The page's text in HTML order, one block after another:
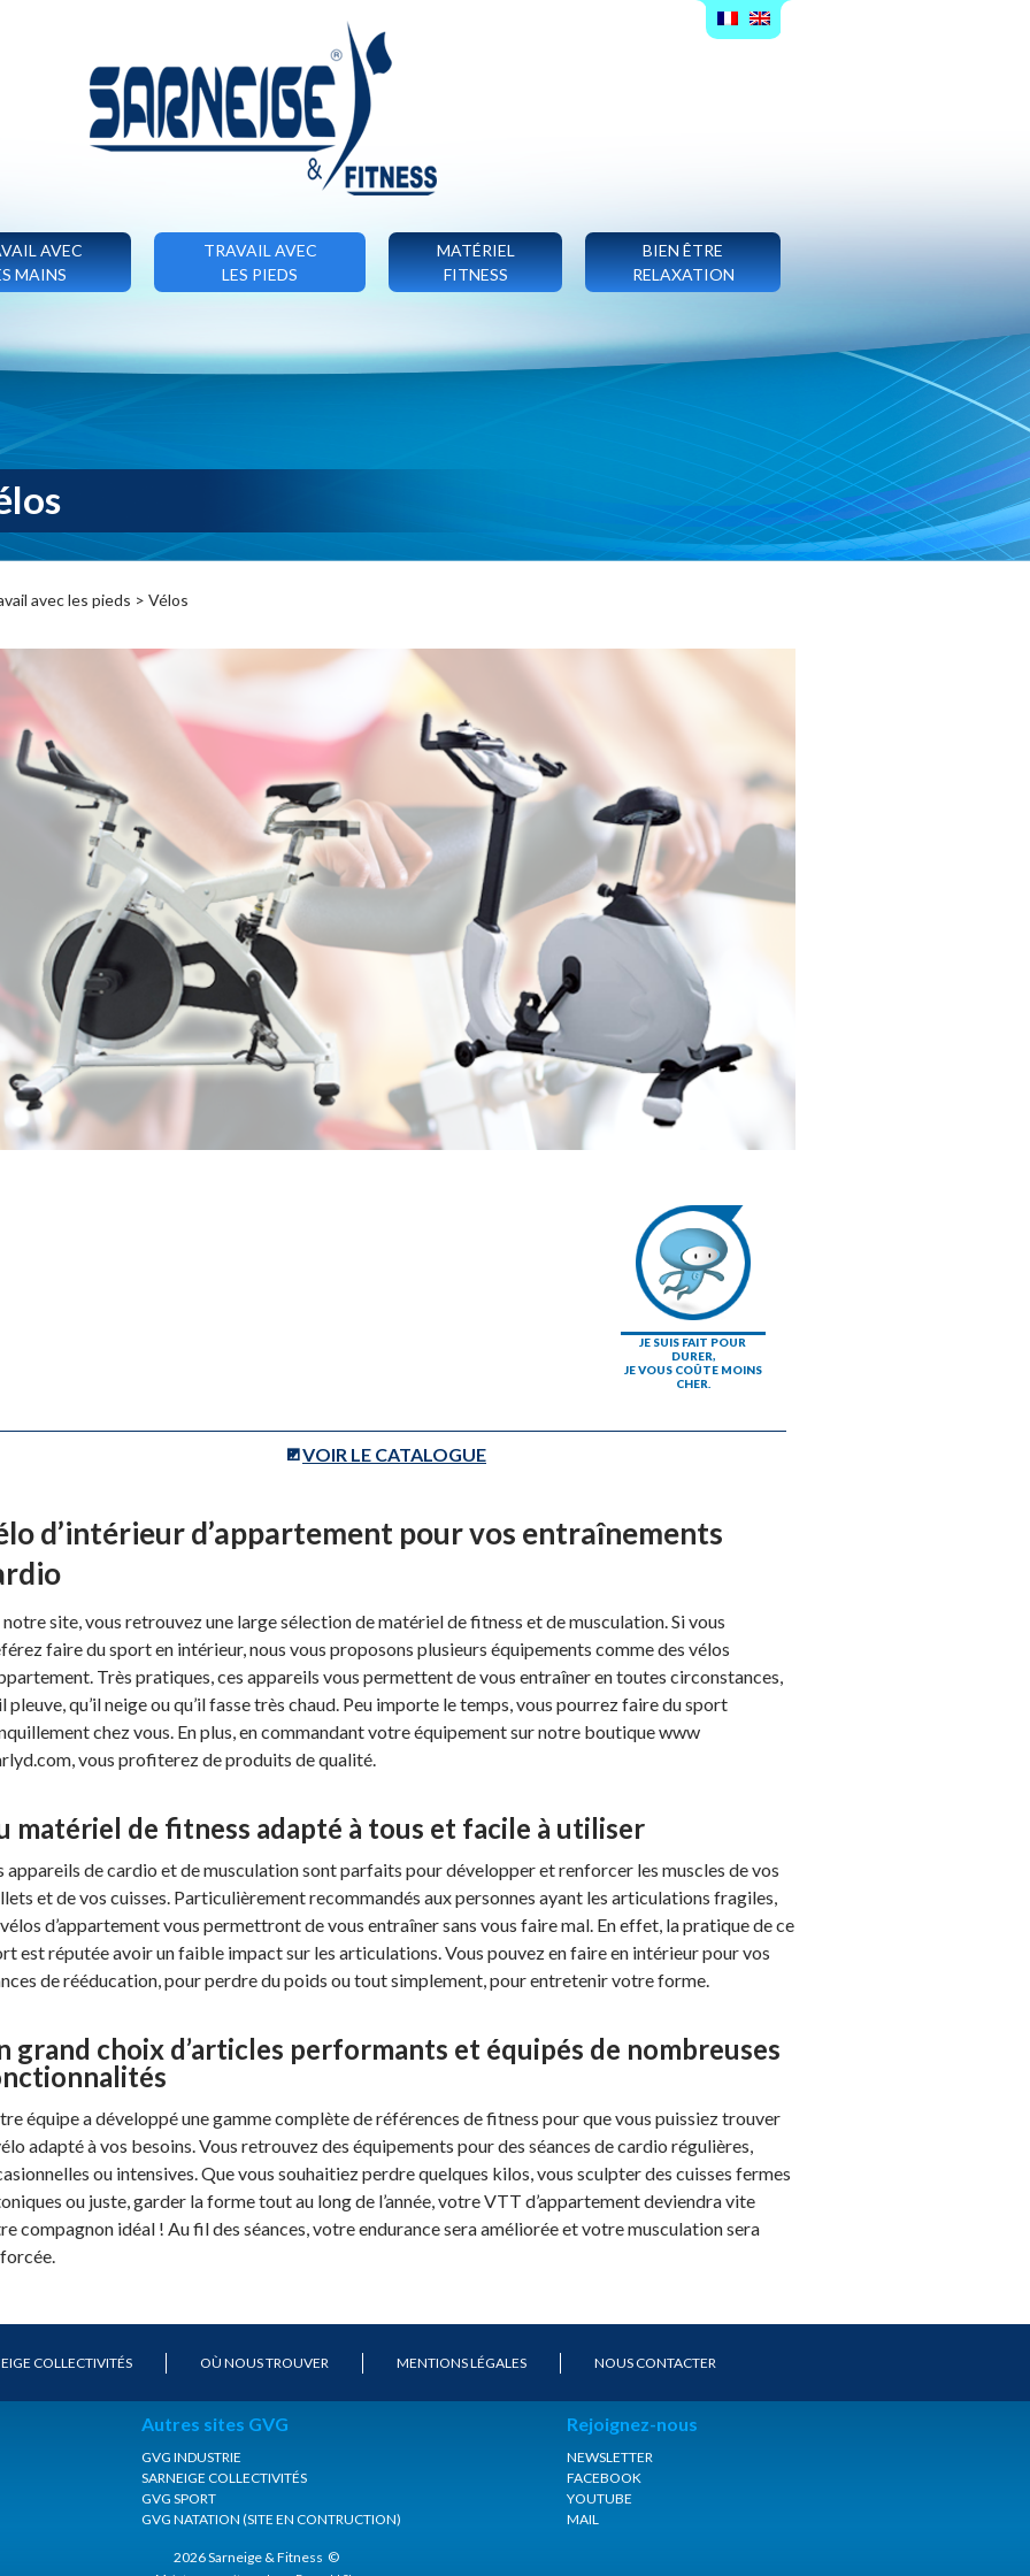
AVEC
MAINS
TRAVAIL AVEC
LES PIEDS
MATÉRIEL
FITNESS
BIEN ÊTRE
RELAXATION
avec les pieds > Vélos
JE SUIS FAIT POUR
DURER,
JE VOUS COÛTE MOINS
CHER.
VOIR LE CATALOGUE
d’intérieur d’appartement pour vos entraînements
notre site, vous retrouvez une large sélection de matériel de fitness et de musculation. Si vous
faire du sport en intérieur, nous vous proposons plusieurs équipements comme des vélos
Très pratiques, ces appareils vous permettent de vous entraîner en toutes circonstances,
pleuve, qu’il neige ou qu’il fasse très chaud. Peu importe le temps, vous pourrez faire du sport
chez vous. En plus, en commandant votre équipement sur notre boutique www
vous profiterez de produits de qualité.
matériel de fitness adapté à tous et facile à utiliser
appareils de cardio et de musculation sont parfaits pour développer et renforcer les muscles de vos
et de vos cuisses. Particulièrement recommandés aux personnes ayant les articulations fragiles,
d’appartement vous permettront de vous entraîner sans vous faire mal. En effet, la pratique de ce
est réputée avoir un faible impact sur les articulations. Vous pouvez en faire en intérieur pour vos
de rééducation, pour perdre du poids ou tout simplement, pour entretenir votre forme.
grand choix d’articles performants et équipés de nombreuses
équipe a développé une gamme complète de références de fitness pour que vous puissiez trouver
adapté à vos besoins. Vous retrouvez des équipements pour des séances de cardio régulières,
ou intensives. Que vous souhaitiez perdre quelques kilos, vous sculpter des cuisses fermes
ou juste, garder la forme tout au long de l’année, votre VTT d’appartement deviendra vite
compagnon idéal ! Au fil des séances, votre endurance sera améliorée et votre musculation sera
COLLECTIVITÉS OÙ NOUS TROUVER MENTIONS LÉGALES NOUS CONTACTER
Autres sites GVG
GVG INDUSTRIE
SARNEIGE COLLECTIVITÉS
GVG SPORT
GVG NATATION (SITE EN CONTRUCTION)
Rejoignez-nous
NEWSLETTER
FACEBOOK
YOUTUBE
MAIL
2026 Sarneige & Fitness ©